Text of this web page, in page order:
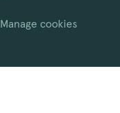
Manage cookies